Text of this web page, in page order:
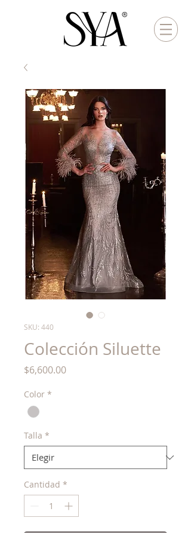
SKU: 440
Colección Siluette
$6,600.00Precio
Color *
Talla *
Cantidad *